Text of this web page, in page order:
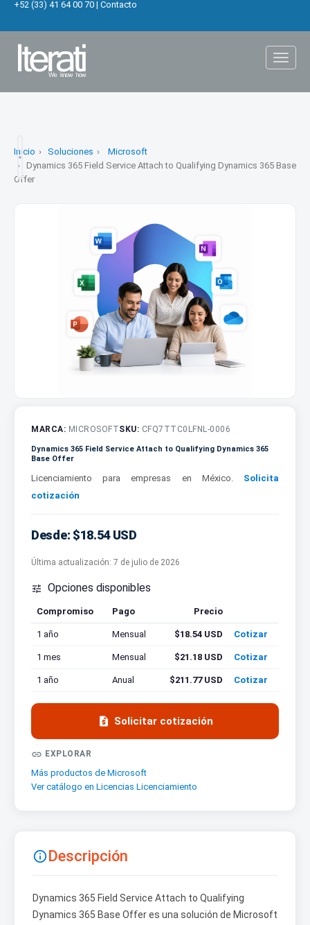
+52 (33) 41 64 00 70 | Contacto
Inicio Soluciones
Microsoft
Dynamics 365 Field Service Attach to Qualifying Dynamics 365 Base
Offer
MARCA: MICROSOFTSKU: CFQ7TTC0LFNL-0006
Dynamics 365 Field Service Attach to Qualifying Dynamics 365
Base Offer
Licenciamiento para empresas en México. Solicita
cotización
Desde: $18.54 USD
Última actualización: 7 de julio de 2026
 Opciones disponibles
Compromiso Pago Precio
1 año
Mensual $18.54 USD Cotizar
1 mes Mensual $21.18 USD Cotizar
1 año Anual $211.77 USD Cotizar
 Solicitar cotización
 EXPLORAR
Más productos de Microsoft
Ver catálogo en Licencias Licenciamiento
Descripción
Dynamics 365 Field Service Attach to Qualifying
Dynamics 365 Base Offer es una solución de Microsoft